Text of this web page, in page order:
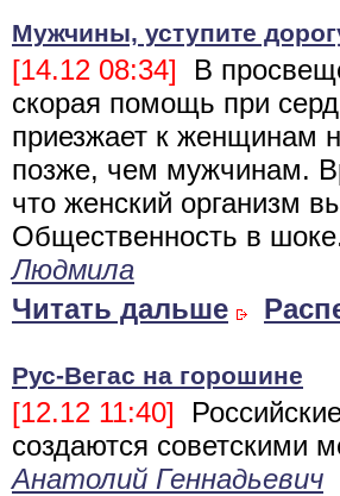
Мужчины, уступите
[14.12 08:34] В
скорая помощь при
приезжает к женщинам
позже, чем мужчинам.
что женский организм
Общественность в
Людмила
Читать дальше
Рус-Вегас на горошине
[12.12 11:40]
создаются советскими
Анатолий Геннадьевич